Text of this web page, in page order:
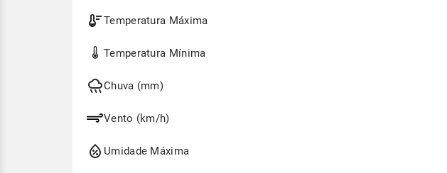
Comparativo
entre
previsão
amanhã
Temperatura Máxima
Temperatura Mínima
Chuva (mm)
Vento (km/h)
Umidade Máxima